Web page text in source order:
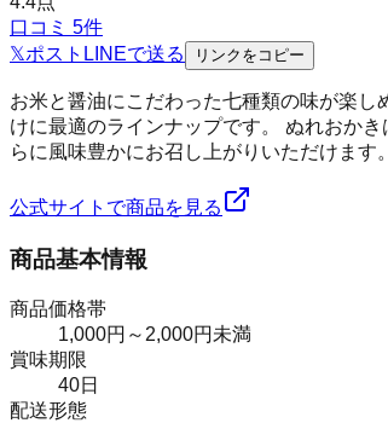
口コミ 5件
𝕏ポスト LINEで送る リンクをコピー
お米と醤油にこだわった七種類の味が楽
けに最適のラインナップです。 ぬれおか
らに風味豊かにお召し上がりいただけます
公式サイトで商品を見る
商品基本情報
商品価格帯
1,000円～2,000円未満
賞味期限
40日
配送形態